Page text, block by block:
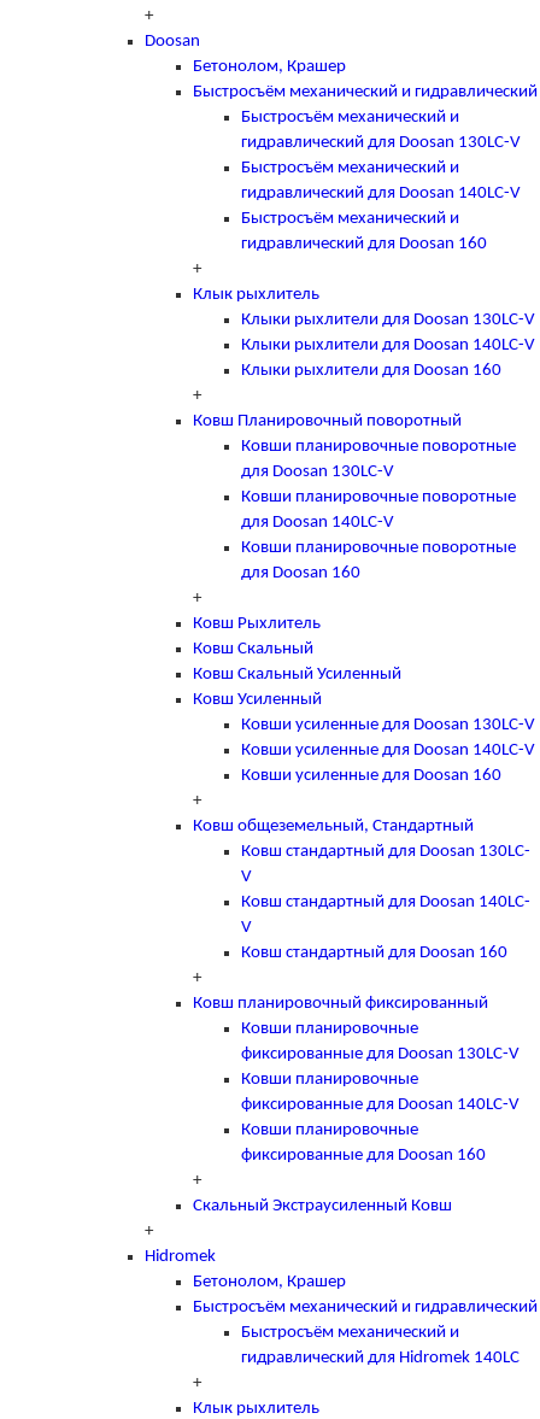
+
Doosan
Бетонолом, Крашер
Быстросъём механический и гидравлический
Быстросъём механический и
гидравлический для Doosan 130LC-V
Быстросъём механический и
гидравлический для Doosan 140LC-V
Быстросъём механический и
гидравлический для Doosan 160
+
Клык рыхлитель
Клыки рыхлители для Doosan 130LC-V
Клыки рыхлители для Doosan 140LC-V
Клыки рыхлители для Doosan 160
+
Ковш Планировочный поворотный
Ковши планировочные поворотные
для Doosan 130LC-V
Ковши планировочные поворотные
для Doosan 140LC-V
Ковши планировочные поворотные
для Doosan 160
+
Ковш Рыхлитель
Ковш Скальный
Ковш Скальный Усиленный
Ковш Усиленный
Ковши усиленные для Doosan 130LC-V
Ковши усиленные для Doosan 140LC-V
Ковши усиленные для Doosan 160
+
Ковш общеземельный, Стандартный
Ковш стандартный для Doosan 130LC-
V
Ковш стандартный для Doosan 140LC-
V
Ковш стандартный для Doosan 160
+
Ковш планировочный фиксированный
Ковши планировочные
фиксированные для Doosan 130LC-V
Ковши планировочные
фиксированные для Doosan 140LC-V
Ковши планировочные
фиксированные для Doosan 160
+
Скальный Экстраусиленный Ковш
+
Hidromek
Бетонолом, Крашер
Быстросъём механический и гидравлический
Быстросъём механический и
гидравлический для Hidromek 140LC
+
Клык рыхлитель